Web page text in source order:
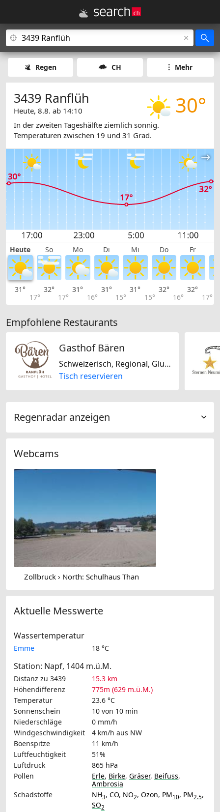
Regen CH Mehr
30°
3439 Ranflüh
Heute, 8.8. ab 14:10
In der zweiten Tageshälfte ziemlich sonnig.
Temperaturen zwischen 19 und 31 Grad.
Heute So Mo Di Mi Do Fr
31°
17°
32°
17°
31°
16°
31°
15°
31°
15°
32°
16°
32°
17°
Empfohlene Restaurants
Gasthof Bären
Schweizerisch, Regional, Glutenfrei, Laktosefrei
Tisch reservieren
Regenradar anzeigen
Webcams
Zollbruck › North: Schulhaus Than
Aktuelle Messwerte
Wassertemperatur
Emme 18 °C
Station: Napf, 1404 m.ü.M.
Distanz zu 3439
15.3 km
Höhendifferenz
775m (629 m.ü.M.)
Temperatur
23.6 °C
Sonnenschein
10 von 10 min
Niederschläge
0 mm/h
Windgeschwindigkeit
4 km/h aus NW
Böenspitze
11 km/h
Luftfeuchtigkeit
51%
Luftdruck
865 hPa
Pollen
Erle, Birke, Gräser, Beifuss,
Ambrosia
Schadstoffe
NH3, CO, NO2, Ozon, PM10, PM2.5,
SO2